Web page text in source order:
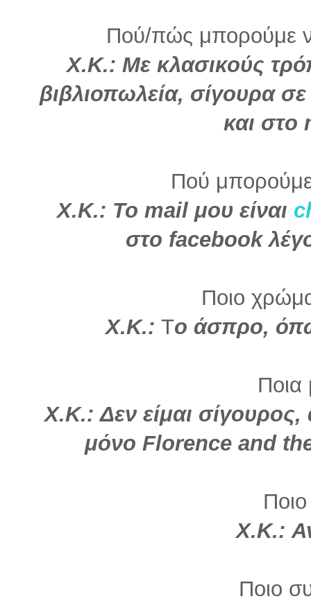
Πού/πώς μπορούμε
Χ.Κ.: Με κλασικούς
βιβλιοπωλεία, σίγουρα
και στο
Πού
Χ.Κ.: Το mail μου είναι
στο facebook
Ποιο χρώμα
Χ.Κ.: Το άσπρο,
Ποια
Χ.Κ.: Δεν είμαι
μόνο Florence and
Χ.Κ.:
Ποιο